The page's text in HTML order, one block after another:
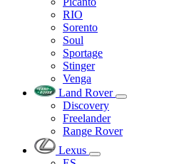
RIO
Sorento
Soul
Sportage
Stinger
Venga
Land Rover
Discovery
Freelander
Range Rover
Lexus